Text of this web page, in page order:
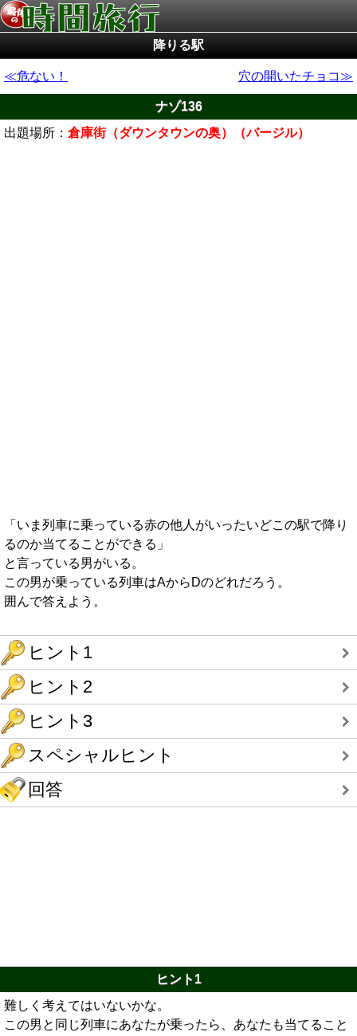
降りる駅
危ない！ 穴の開いたチョコ
ナゾ136
出題場所： 倉庫街（ダウンタウンの奥）（バージル）
「いま列車に乗っている赤の他人がいったいどこの駅で降り
るのか当てることができる」
と言っている男がいる。
この男が乗っている列車はAからDのどれだろう。
囲んで答えよう。
ヒント1
ヒント2
ヒント3
スペシャルヒント
回答
ヒント1
難しく考えてはいないかな。
この男と同じ列車にあなたが乗ったら、あなたも当てること